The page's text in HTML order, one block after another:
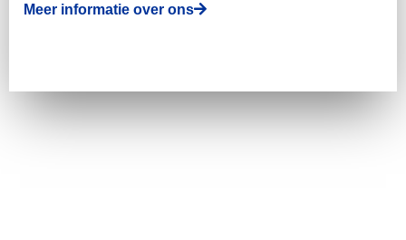
Meer informatie over ons